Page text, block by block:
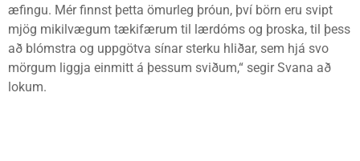
æfingu. Mér finnst þetta ömurleg þróun, því börn eru svipt
mjög mikilvægum tækifærum til lærdóms og þroska, til þess
að blómstra og uppgötva sínar sterku hliðar, sem hjá svo
mörgum liggja einmitt á þessum sviðum,“ segir Svana að
lokum.